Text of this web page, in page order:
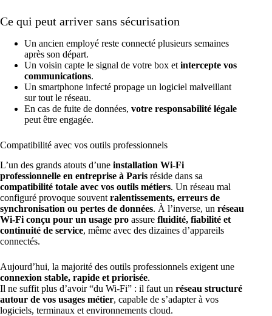
Ce qui peut arriver sans sécurisation
Un ancien employé reste connecté plusieurs semaines
après son départ.
Un voisin capte le signal de votre box et intercepte vos
communications.
Un smartphone infecté propage un logiciel malveillant
sur tout le réseau.
En cas de fuite de données, votre responsabilité légale
peut être engagée.
Compatibilité avec vos outils professionnels
L’un des grands atouts d’une installation Wi-Fi
professionnelle en entreprise à Paris réside dans sa
compatibilité totale avec vos outils métiers. Un réseau mal
configuré provoque souvent ralentissements, erreurs de
synchronisation ou pertes de données. À l’inverse, un réseau
Wi-Fi conçu pour un usage pro assure fluidité, fiabilité et
continuité de service, même avec des dizaines d’appareils
connectés.
Aujourd’hui, la majorité des outils professionnels exigent une
connexion stable, rapide et priorisée.
Il ne suffit plus d’avoir “du Wi-Fi” : il faut un réseau structuré
autour de vos usages métier, capable de s’adapter à vos
logiciels, terminaux et environnements cloud.